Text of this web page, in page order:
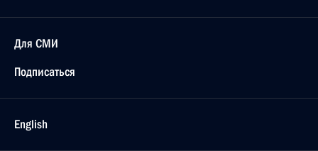
Для СМИ
Подписаться
English